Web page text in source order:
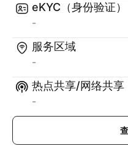
eKYC（身份验证）
-
服务区域
-
热点共享/网络共享
-